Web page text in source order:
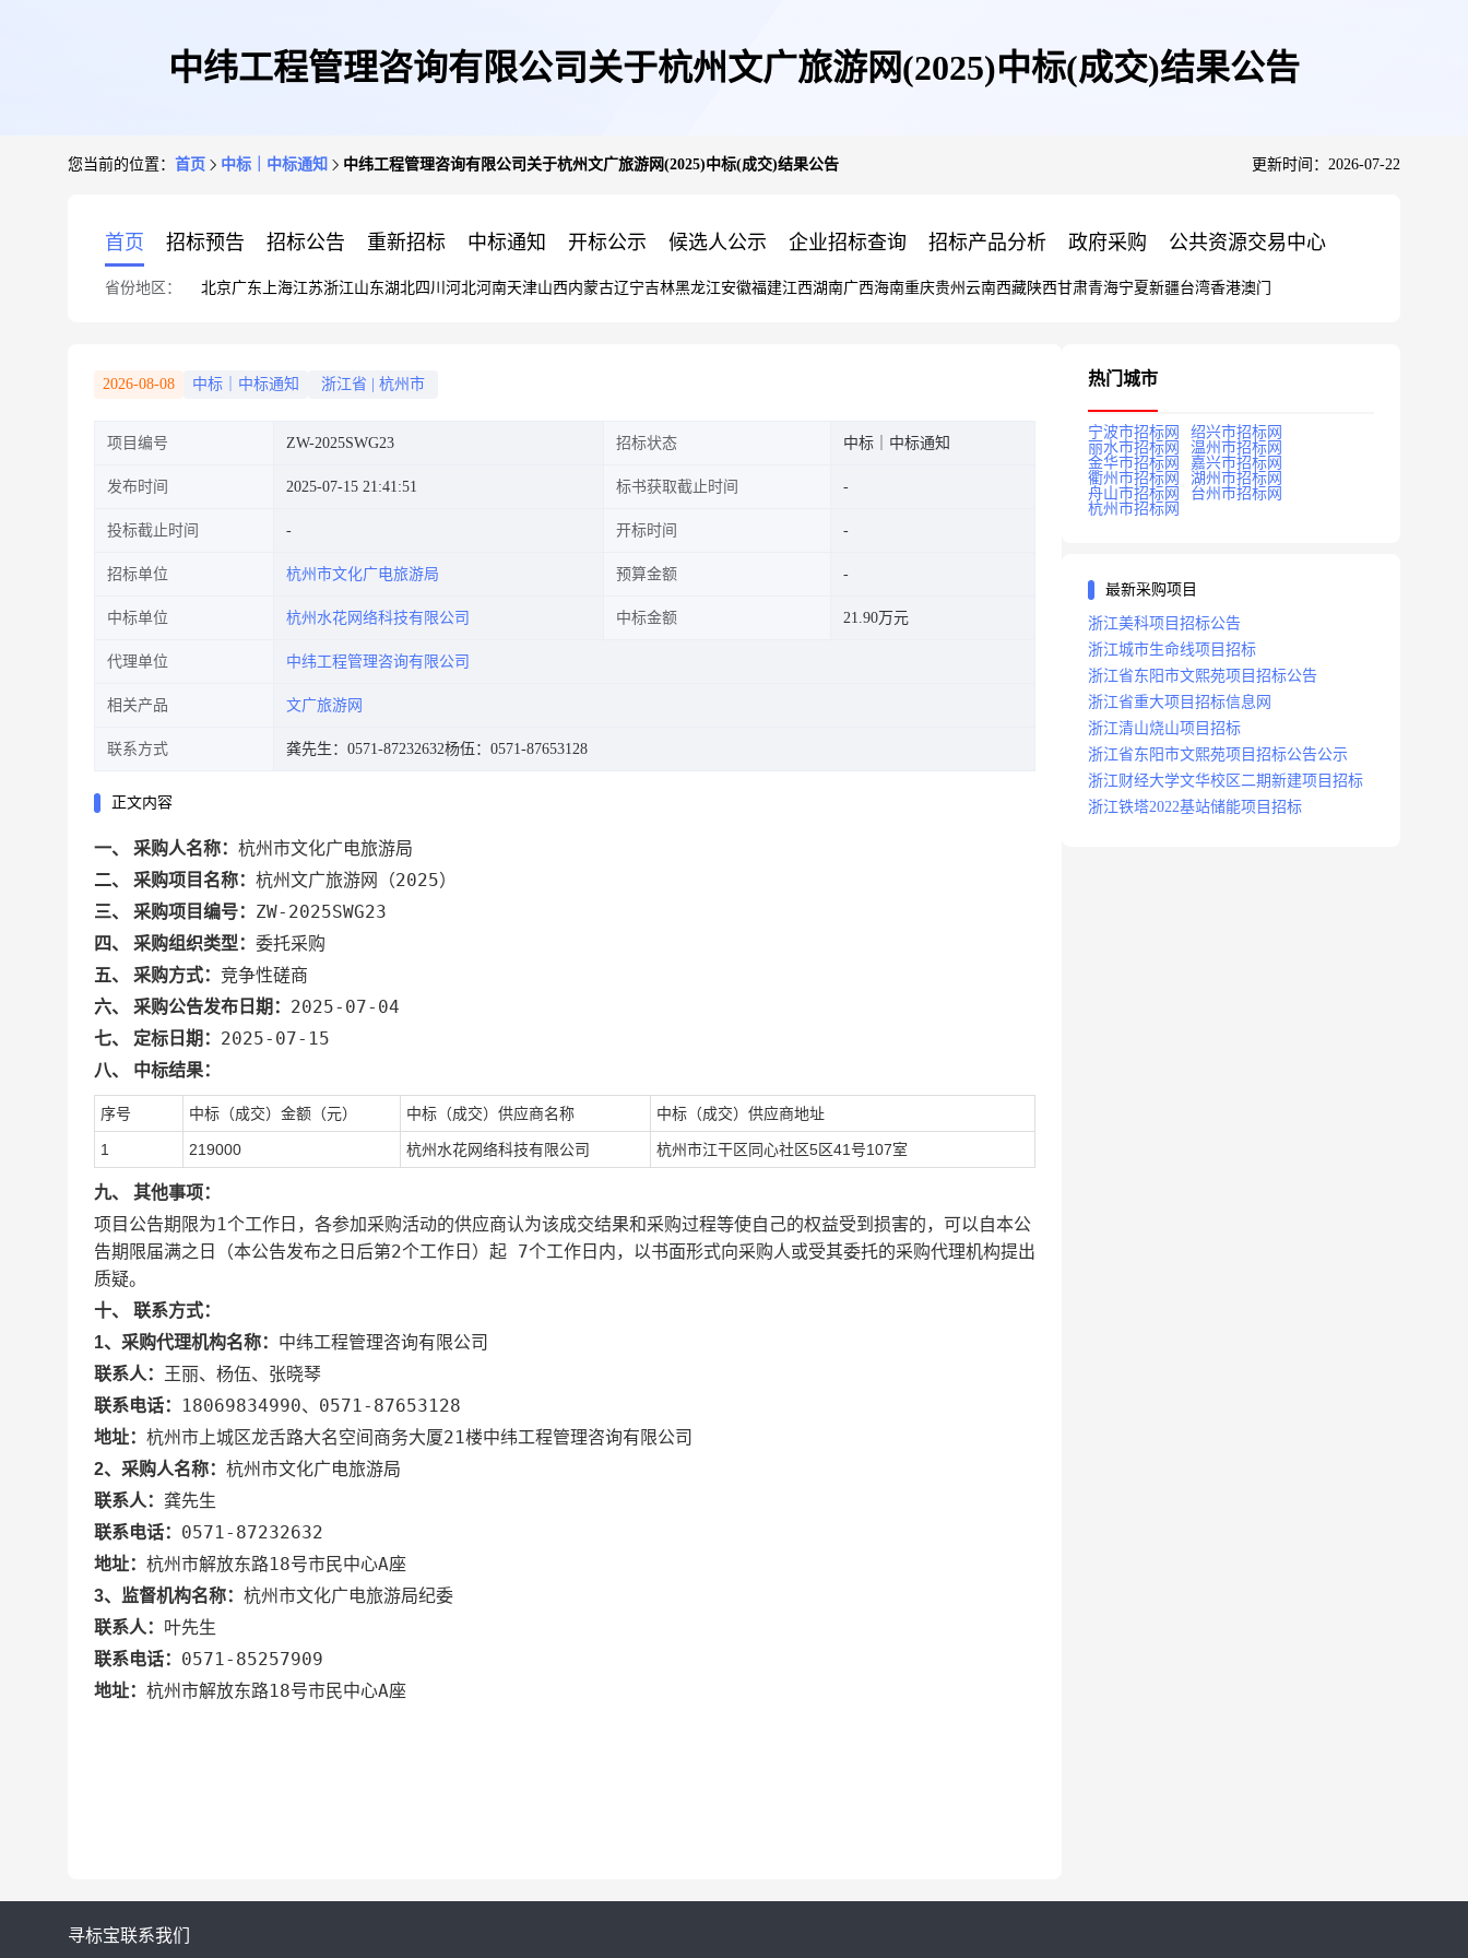
中纬工程管理咨询有限公司关于杭州文广旅游网(2025)中标(成交)结果公告
您当前的位置： 首页 中标｜中标通知 中纬工程管理咨询有限公司关于杭州文广旅游网(2025)中标(成交)结果公告 更新时间：2026-07-22
首页 招标预告 招标公告 重新招标 中标通知 开标公示 候选人公示 企业招标查询 招标产品分析 政府采购 公共资源交易中心
省份地区： 北京广东 上海江苏浙江山东湖北四川 河北河南天津山西内蒙古辽宁吉林黑龙江安徽福建江西湖南广西海南重庆贵州 云南西藏陕西甘肃青海宁夏新疆台湾香港澳门
2026-08-08 中标｜中标通知 浙江省 杭州市
项目编号 ZW-2025SWG23 招标状态 中标｜中标通知
发布时间 2025-07-15 21:41:51 标书获取截止时间
投标截止时间 开标时间
招标单位 杭州市文化广电旅游局 预算金额
中标单位 杭州水花网络科技有限公司 中标金额 21.90万元
代理单位 中纬工程管理咨询有限公司
相关产品 文广旅游网
联系方式 龚先生：0571-87232632杨伍：0571-87653128
正文内容
一、 采购人名称： 杭州市文化广电旅游局
二、 采购项目名称： 杭州文广旅游网（2025）
三、 采购项目编号： ZW-2025SWG23
四、 采购组织类型： 委托采购
五、 采购方式： 竞争性磋商
六、 采购公告发布日期： 2025-07-04
七、 定标日期： 2025-07-15
八、 中标结果：
序号 中标（成交） 金额（元） 中标（成交）供应商名称 中标（成交）供应商地址
1 219000 杭州水花网络科技有限公司 杭州市江干区同心社区5区41号107室
九、 其他事项：
项目公告期限为1个工作日，各参加采购活动的供应商认为该成交结果和采购过程等使自己的权益受到损害的，可以自本公
告期限届满之日（本公告发布之日后第2个工作日）起 7个工作日内，以书面形式向采购人或受其委托的采购代理机构提出
质疑。
十、 联系方式：
1、采购代理机构名称： 中纬工程管理咨询有限公司
联系人： 王丽、杨伍、张晓琴
联系电话： 18069834990、0571-87653128
地址： 杭州市上城区龙舌路大名空间商务大厦21楼中纬工程管理咨询有限公司
2、采购人名称： 杭州市文化广电旅游局
联系人： 龚先生
联系电话： 0571-87232632
地址： 杭州市解放东路18号市民中心A座
3、监督机构名称： 杭州市文化广电旅游局纪委
联系人： 叶先生
联系电话： 0571-85257909
地址： 杭州市解放东路18号市民中心A座
热门城市
宁波市招标网
绍兴市招标网
丽水市招标网
温州市招标网
金华市招标网
嘉兴市招标网
衢州市招标网
湖州市招标网
舟山市招标网
台州市招标网
杭州市招标网
最新采购项目
浙江美科项目招标公告
浙江城市生命线项目招标
浙江省东阳市文熙苑项目招标公告
浙江省重大项目招标信息网
浙江清山烧山项目招标
浙江省东阳市文熙苑项目招标公告公示
浙江财经大学文华校区二期新建项目招标
浙江铁塔2022基站储能项目招标
寻标宝联系我们